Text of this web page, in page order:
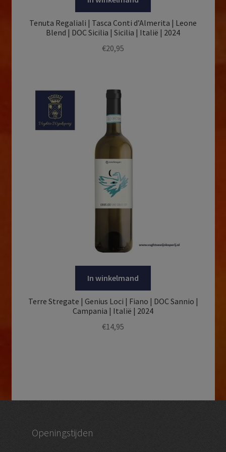
Tenuta Regaliali | Tasca Conti d’Almerita | Leone
Blend | DOC Sicilia | Sicilia | Italië | 2024
€20,95
In winkelmand
Terre Stregate | Genius Loci | Fiano | DOC Sannio |
Campania | Italië | 2024
€14,95
Openingstijden